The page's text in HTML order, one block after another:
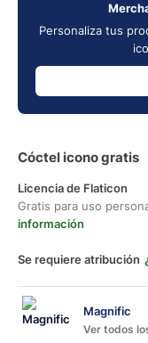
Personaliza tus
Cóctel icono gratis
Licencia de Flaticon
Gratis para uso
información
Se requiere atribución
Magnific
Ver todos